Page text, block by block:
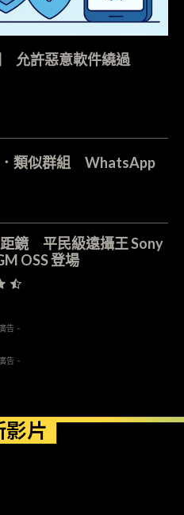
允許惡意軟件繞過
．類似群組 WhatsApp
鏡 平民級遠攝王 Sony
OSS 登場
告 -
告 -
片